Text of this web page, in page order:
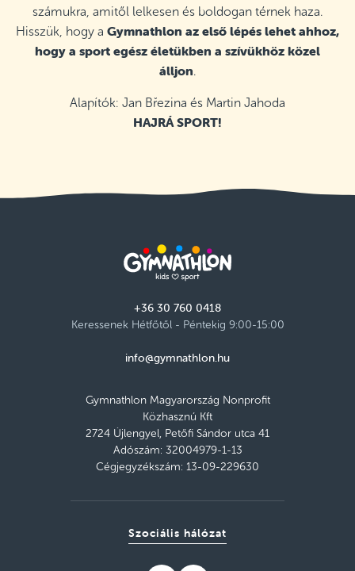
számukra, amitől lelkesen és boldogan térnek haza.
Hisszük, hogy a Gymnathlon az első lépés lehet ahhoz,
hogy a sport egész életükben a szívükhöz közel
álljon.
Alapítók: Jan Březina és Martin Jahoda
HAJRÁ SPORT!
+36 30 760 0418
Keressenek Hétfőtől - Péntekig 9:00-15:00
info@gymnathlon.hu
Gymnathlon Magyarország Nonprofit
Közhasznú Kft
2724 Újlengyel, Petőfi Sándor utca 41
Adószám: 32004979-1-13
Cégjegyzékszám: 13-09-229630
Szociális hálózat